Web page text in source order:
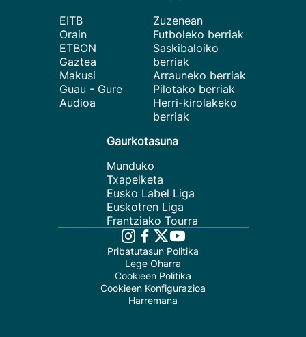
EITB
Orain
ETBON
Gaztea
Makusi
Guau - Gure
Audioa
Zuzenean
Futboleko berriak
Saskibaloiko
berriak
Arrauneko berriak
Pilotako berriak
Herri-kirolakeko
berriak
Gaurkotasuna
Munduko
Txapelketa
Eusko Label Liga
Euskotren Liga
Frantziako Tourra
Pribatutasun Politika
Lege Oharra
Cookieen Politika
Cookieen Konfigurazioa
Harremana